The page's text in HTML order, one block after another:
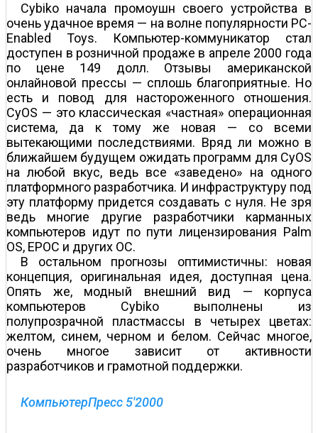
Cybiko начала промоушн своего устройства в
очень удачное время — на волне популярности PC-
Enabled Toys. Компьютер-коммуникатор стал
доступен в розничной продаже в апреле 2000 года
по цене 149 долл. Отзывы американской
онлайновой прессы — сплошь благоприятные. Но
есть и повод для настороженного отношения.
CyOS — это классическая «частная» операционная
система, да к тому же новая — со всеми
вытекающими последствиями. Вряд ли можно в
ближайшем будущем ожидать программ для CyOS
на любой вкус, ведь все «заведено» на одного
платформного разработчика. И инфраструктуру под
эту платформу придется создавать с нуля. Не зря
ведь многие другие разработчики карманных
компьютеров идут по пути лицензирования Palm
OS, EPOC и других ОС.
В остальном прогнозы оптимистичны: новая
концепция, оригинальная идея, доступная цена.
Опять же, модный внешний вид — корпуса
компьютеров Cybiko выполнены из
полупрозрачной пластмассы в четырех цветах:
желтом, синем, черном и белом. Сейчас многое,
очень многое зависит от активности
разработчиков и грамотной поддержки.
КомпьютерПресс 5'2000